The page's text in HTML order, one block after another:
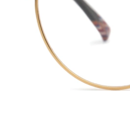
Szélesség
45 mm
Lencsemagasság